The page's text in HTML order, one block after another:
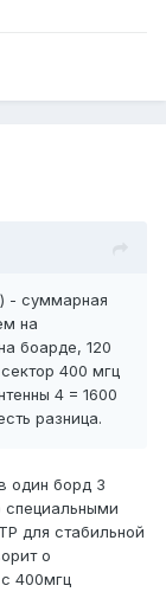
- суммарная
на
боарде, 120
400 мгц
4 = 1600
разница.
один борд 3
специальными
для стабильной
о
400мгц